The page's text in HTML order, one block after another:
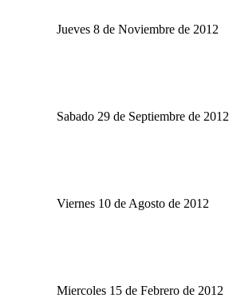
Jueves 8 de Noviembre de 2012
Sabado 29 de Septiembre de 2012
Viernes 10 de Agosto de 2012
Miercoles 15 de Febrero de 2012